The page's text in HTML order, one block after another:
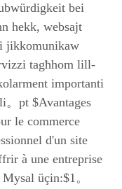
bei
hekk, websajt
jikkomunikaw
tagħhom lill-
importanti
。pt $Avantages
le commerce
d'un site
à une entreprise
üçin:$1。